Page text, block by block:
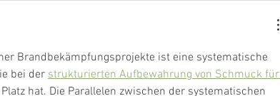
Brandbekämpfungsprojekte ist eine systematische
bei der strukturierten Aufbewahrung von Schmuck für
hat. Die Parallelen zwischen der systematischen